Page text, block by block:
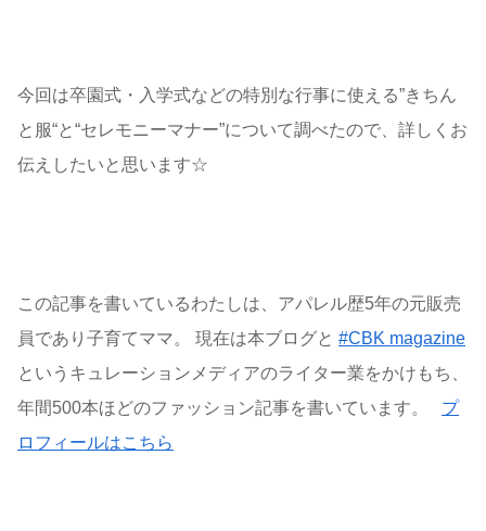
今回は卒園式・入学式などの特別な行事に使える”きちん
と服“と“セレモニーマナー”について調べたので、詳しくお
伝えしたいと思います☆
この記事を書いているわたしは、アパレル歴5年の元販売
員であり子育てママ。 現在は本ブログと #CBK magazine
というキュレーションメディアのライター業をかけもち、
年間500本ほどのファッション記事を書いています。 プ
ロフィールはこちら